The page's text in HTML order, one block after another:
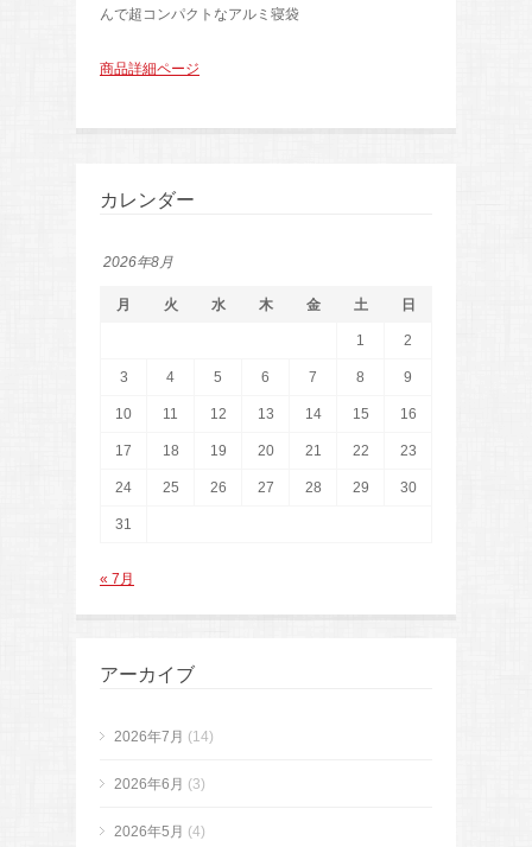
んで超コンパクトなアルミ寝袋
商品詳細ページ
カレンダー
2026年8月
月 火 水 木 金 土 日
1 2
3 4 5 6 7 8 9
10 11 12 13 14 15 16
17 18 19 20 21 22 23
24 25 26 27 28 29 30
31
« 7月
アーカイブ
2026年7月 (14)
2026年6月 (3)
2026年5月 (4)